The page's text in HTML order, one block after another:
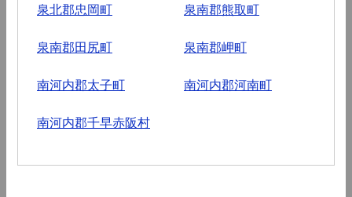
泉北郡忠岡町 泉南郡熊取町
泉南郡田尻町 泉南郡岬町
南河内郡太子町 南河内郡河南町
南河内郡千早赤阪村